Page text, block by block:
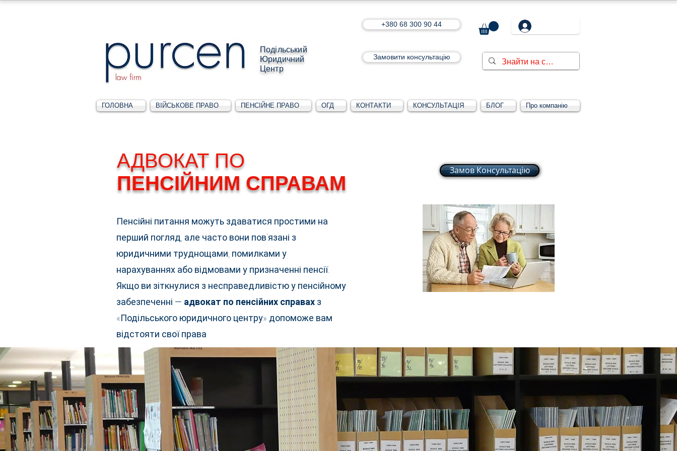
Подільський
Юридичний
Центр
+380 68 300 90 44
Замовити консультацію
ГОЛОВНА ВІЙСЬКОВЕ ПРАВО ПЕНСІЙНЕ ПРАВО ОГД КОНТАКТИ КОНСУЛЬТАЦІЯ БЛОГ Про компанію
АДВОКАТ ПО
ПЕНСІЙНИМ СПРАВАМ
Замов Консультацію
Пенсійні питання можуть здаватися простими на
перший погляд, але часто вони пов’язані з
юридичними труднощами, помилками у
нарахуваннях або відмовами у призначенні пенсії.
Якщо ви зіткнулися з несправедливістю у пенсійному
забезпеченні — адвокат по пенсійних справах з
«Подільського юридичного центру» допоможе вам
відстояти свої права